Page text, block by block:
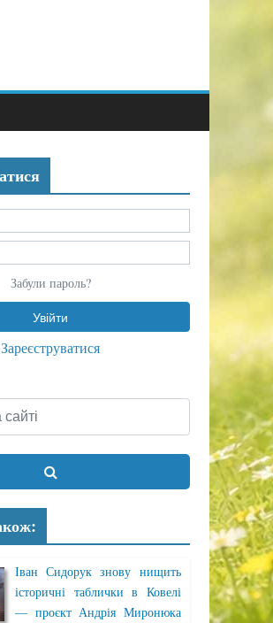
Забули пароль?
Зареєструватися
Іван Сидорук знову нищить
історичні таблички в Ковелі
— проєкт Андрія Миронюка